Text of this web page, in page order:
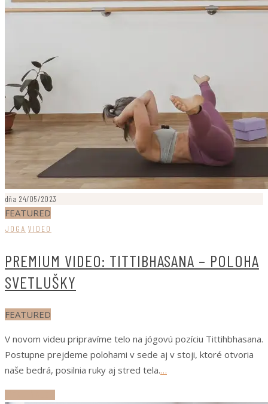
dňa 24/05/2023
FEATURED
JOGA VIDEO
PREMIUM VIDEO: TITTIBHASANA – POLOHA
SVETLUŠKY
FEATURED
V novom videu pripravíme telo na jógovú pozíciu Tittihbhasana.
Postupne prejdeme polohami v sede aj v stoji, ktoré otvoria
naše bedrá, posilnia ruky aj stred tela.…